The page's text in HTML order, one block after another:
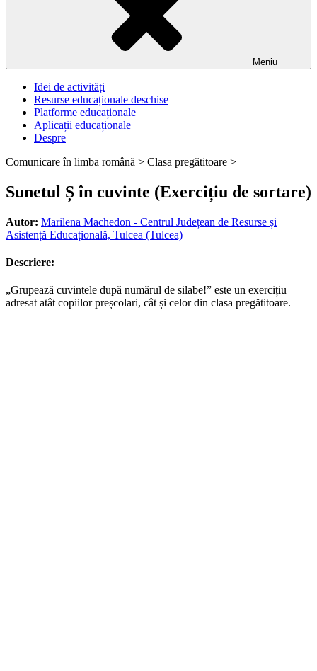
Meniu
Idei de activități
Resurse educaționale deschise
Platforme educaționale
Aplicații educaționale
Despre
Comunicare în limba română > Clasa pregătitoare >
Sunetul Ș în cuvinte (Exercițiu de sortare)
Autor: Marilena Machedon - Centrul Județean de Resurse și
Asistență Educațională, Tulcea (Tulcea)
Descriere:
„Grupează cuvintele după numărul de silabe!” este un exercițiu
adresat atât copiilor preșcolari, cât și celor din clasa pregătitoare.